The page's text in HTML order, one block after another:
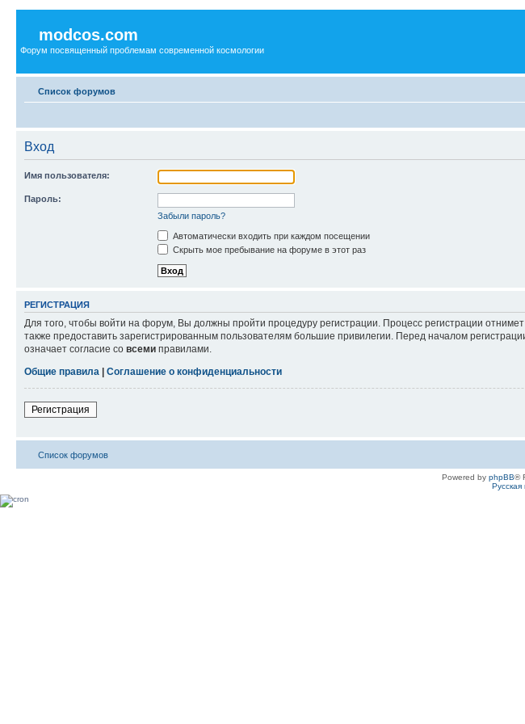
modcos.com
Форум посвященный проблемам современной космологии
Список форумов
Вход
Имя пользователя:
Пароль:
Забыли пароль?
Автоматически входить при каждом посещении
Скрыть мое пребывание на форуме в этот раз
РЕГИСТРАЦИЯ
Для того, чтобы войти на форум, Вы должны пройти процедуру регистрации. Процесс регистрации
также предоставить зарегистрированным пользователям большие привилегии. Перед началом
означает согласие со всеми правилами.
Общие правила
Соглашение о конфиденциальности
Регистрация
Список форумов
Powered by phpBB®